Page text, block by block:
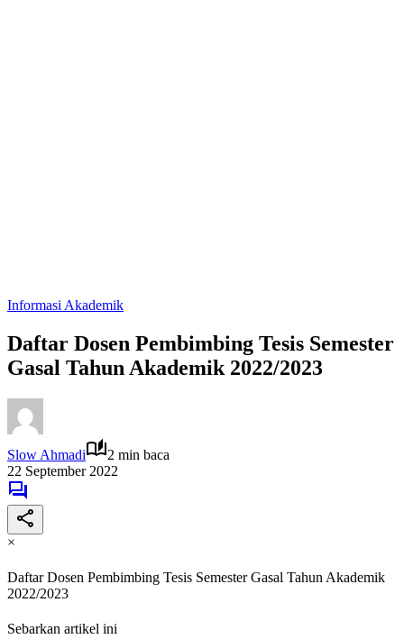
Informasi Akademik
Daftar Dosen Pembimbing Tesis Semester
Gasal Tahun Akademik 2022/2023
Slow Ahmadi
2 min baca
22 September 2022
×
Daftar Dosen Pembimbing Tesis Semester Gasal Tahun Akademik
2022/2023
Sebarkan artikel ini